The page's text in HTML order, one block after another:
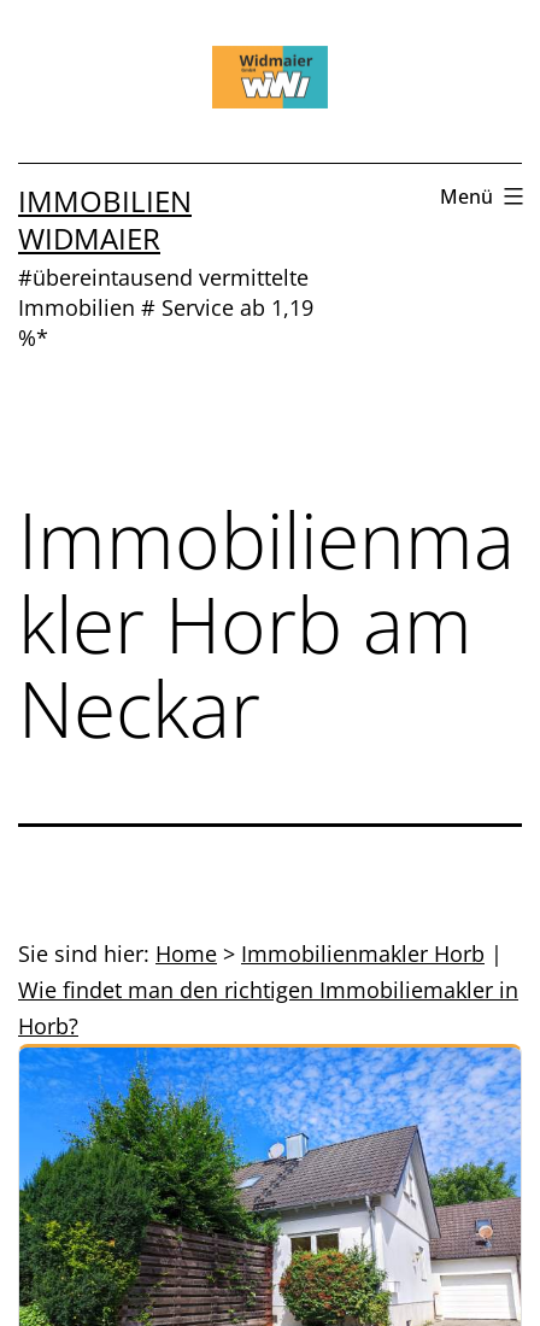
IMMOBILIEN
WIDMAIER
#übereintausend vermittelte
Immobilien # Service ab 1,19
%*
Menü
Immobilienma
kler Horb am
Neckar
Sie sind hier: Home > Immobilienmakler Horb |
Wie findet man den richtigen Immobiliemakler in
Horb?